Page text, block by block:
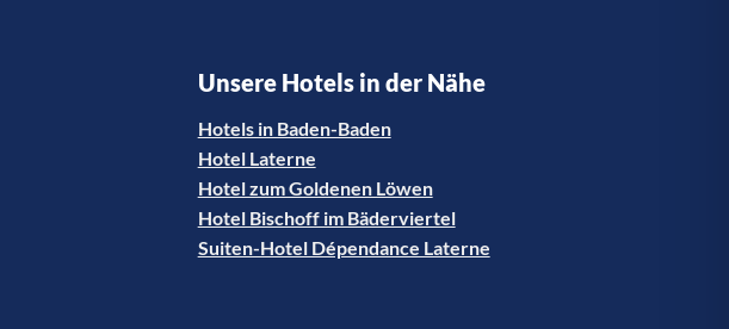
Unsere Hotels in der Nähe
Hotels in Baden-Baden
Hotel Laterne
Hotel zum Goldenen Löwen
Hotel Bischoff im Bäderviertel
Suiten-Hotel Dépendance Laterne